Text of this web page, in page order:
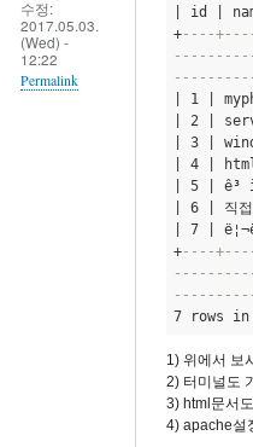
수정:
2017.05.03.
(Wed) -
12:22
Permalink
| id |
+----
| 1 |
| 2 |
| 3 |
| 4 |
| 5 | ê³
| 6 | 직
| 7 |
+----
7 rows
1) 위에서 보
2) 터미널도
3) html문서
4) apache설